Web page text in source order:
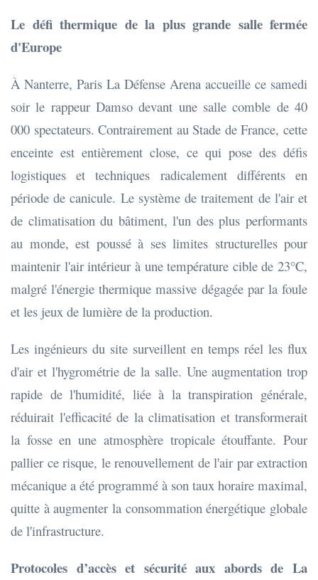
Le défi thermique de la plus grande salle fermée
d'Europe
À Nanterre, Paris La Défense Arena accueille ce samedi
soir le rappeur Damso devant une salle comble de 40
000 spectateurs. Contrairement au Stade de France, cette
enceinte est entièrement close, ce qui pose des défis
logistiques et techniques radicalement différents en
période de canicule. Le système de traitement de l'air et
de climatisation du bâtiment, l'un des plus performants
au monde, est poussé à ses limites structurelles pour
maintenir l'air intérieur à une température cible de 23°C,
malgré l'énergie thermique massive dégagée par la foule
et les jeux de lumière de la production.
Les ingénieurs du site surveillent en temps réel les flux
d'air et l'hygrométrie de la salle. Une augmentation trop
rapide de l'humidité, liée à la transpiration générale,
réduirait l'efficacité de la climatisation et transformerait
la fosse en une atmosphère tropicale étouffante. Pour
pallier ce risque, le renouvellement de l'air par extraction
mécanique a été programmé à son taux horaire maximal,
quitte à augmenter la consommation énergétique globale
de l'infrastructure.
Protocoles d’accès et sécurité aux abords de La